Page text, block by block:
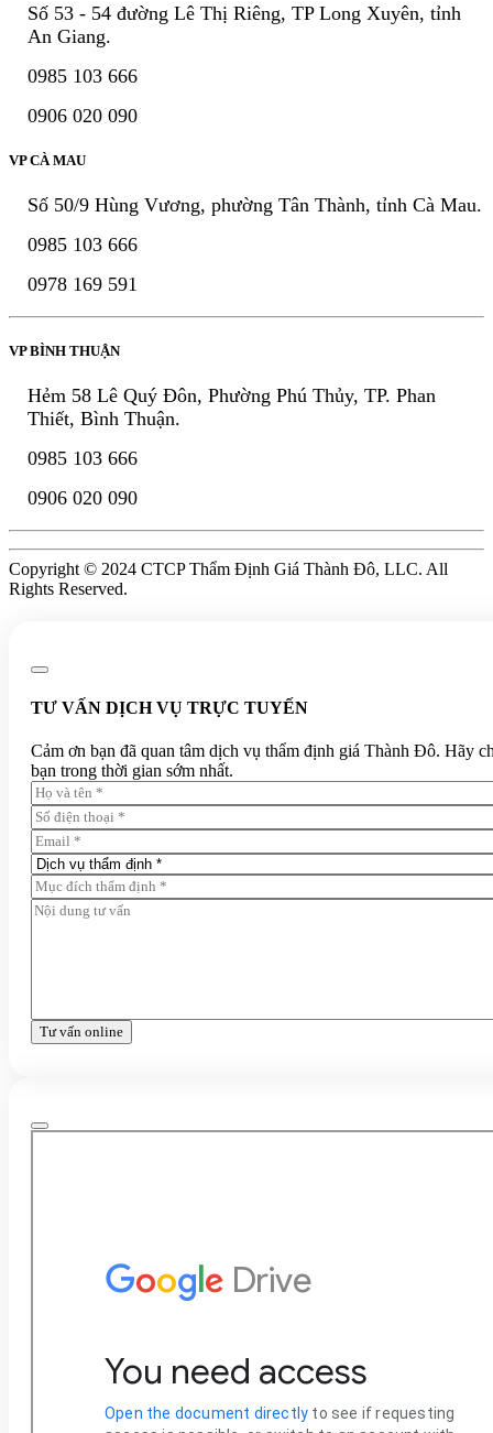
Số 53 - 54 đường Lê Thị Riêng, TP Long Xuyên, tỉnh
An Giang.
0985 103 666
0906 020 090
VP CÀ MAU
Số 50/9 Hùng Vương, phường Tân Thành, tỉnh Cà Mau.
0985 103 666
0978 169 591
VP BÌNH THUẬN
Hẻm 58 Lê Quý Đôn, Phường Phú Thủy, TP. Phan
Thiết, Bình Thuận.
0985 103 666
0906 020 090
Copyright © 2024 CTCP Thẩm Định Giá Thành Đô, LLC. All
Rights Reserved.
TƯ VẤN DỊCH VỤ TRỰC TUYẾN
Cảm ơn bạn đã quan tâm dịch vụ thẩm định giá Thành Đô. Hãy
bạn trong thời gian sớm nhất.
Tư vấn online